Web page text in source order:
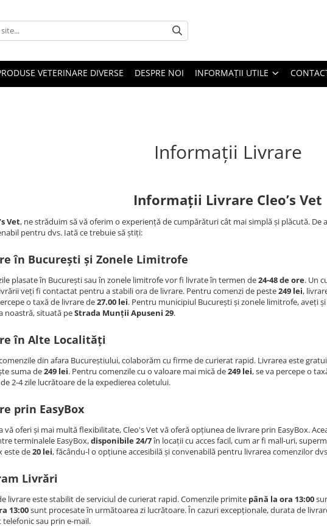
VETERINARE DIVERSE DESPRE NOI INFORMAȚII UTILE
Informații Livrare
Informații Livrare Cleo’s Vet
Vet, ne străduim să vă oferim o experiență de cumpărături cât mai simplă și plăcută. De
pentru dvs. Iată ce trebuie să știți:
în București și Zonele Limitrofe
plasate în București sau în zonele limitrofe vor fi livrate în termen de24-48 de ore. Un
veți fi contactat pentru a stabili ora de livrare. Pentru comenzi de peste249 lei,
o taxă de livrare de27.00 lei. Pentru municipiul București și zonele limitrofe, aveți
noastră, situată peStrada Munții Apuseni 29.
în Alte Localități
din afara Bucureștiului, colaborăm cu firme de curierat rapid. Livrarea este
suma de249 lei. Pentru comenzile cu o valoare mai mică de249 lei, se va percepe o
2-4 zile lucrătoare de la expedierea coletului.
prin EasyBox
vă oferi și mai multă flexibilitate, Cleo's Vet vă oferă opțiunea de livrare prin EasyBox.
terminalele EasyBox,disponibile 24/7în locații cu acces facil, cum ar fi mall-uri,
este de20 lei, făcându-l o opțiune accesibilă și convenabilă pentru livrarea comenzilor
Livrări
livrare este stabilit de serviciul de curierat rapid. Comenzile primite până la ora 13:00
13:00sunt procesate în următoarea zi lucrătoare. În cazuri excepționale, durata de
sau prin e-mail.